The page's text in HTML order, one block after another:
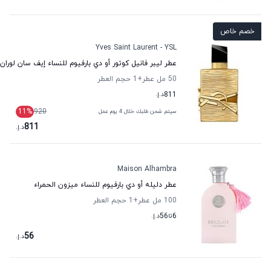
خصم خاص
Yves Saint Laurent - YSL
عطر ليبر فانيل كوتور أو دي بارفيوم للنساء إيف سان لوران
50 مل عطر
+1
حجم العطر
811د.إ.
سيتم شحن طلبك خلال 4 يوم عمل 920
11 %
811د.إ.
Maison Alhambra
عطر دليله أو دي بارفيوم للنساء ميزون الحمراء
100 مل عطر
+1
حجم العطر
6تا56د.إ.
56د.إ.